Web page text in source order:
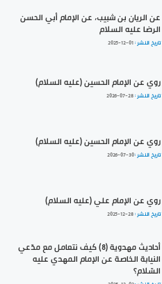
عن الريان بن شبيب، عن الإمام أبي الحسن
الرضا عليه السلام
تاريخ النشر :2025-12-01
روي عن الإمام الحسين (عليه السلام)
تاريخ النشر :2026-07-28
روي عن الإمام الحسين (عليه السلام)
تاريخ النشر :2026-07-30
روي عن الإمام علي (عليه السلام)
تاريخ النشر :2025-12-28
أحاديث مهدوية (8) كيف نتعامل مع مدّعي
النيابة الخاصة عن الإمام المهدي عليه
السّلام؟